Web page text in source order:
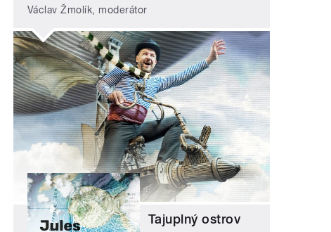
Václav Žmolík, moderátor
Tajuplný ostrov